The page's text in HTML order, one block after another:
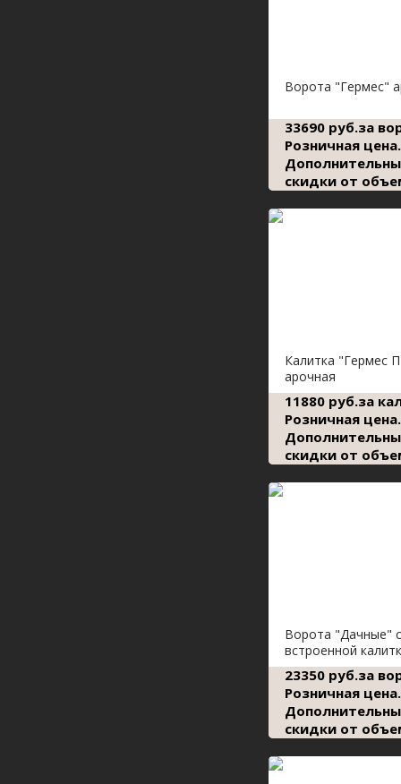
Ворота "Гермес"
33690 руб.за
Розничная цена.
скидки от
Калитка "Гермес
арочная
11880 руб.за
Розничная цена.
скидки от
Ворота "Дачные"
встроенной
23350 руб.за
Розничная цена.
скидки от